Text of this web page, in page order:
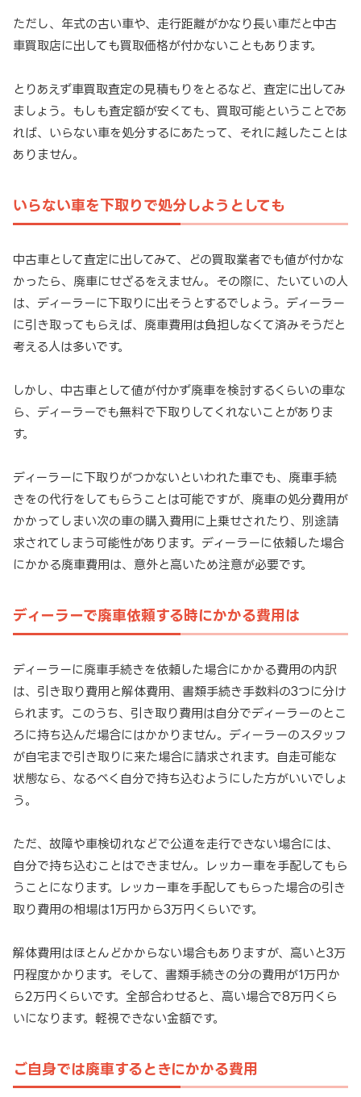
ただし、年式の古い車や、走行距離がかなり長い車だと中古
車買取店に出しても買取価格が付かないこともあります。
とりあえず車買取査定の見積もりをとるなど、査定に出してみ
ましょう。もしも査定額が安くても、買取可能ということであ
れば、いらない車を処分するにあたって、それに越したことは
ありません。
いらない車を下取りで処分しようとしても
中古車として査定に出してみて、どの買取業者でも値が付かな
かったら、廃車にせざるをえません。その際に、たいていの人
は、ディーラーに下取りに出そうとするでしょう。ディーラー
に引き取ってもらえば、廃車費用は負担しなくて済みそうだと
考える人は多いです。
しかし、中古車として値が付かず廃車を検討するくらいの車な
ら、ディーラーでも無料で下取りしてくれないことがありま
す。
ディーラーに下取りがつかないといわれた車でも、廃車手続
きをの代行をしてもらうことは可能ですが、廃車の処分費用が
かかってしまい次の車の購入費用に上乗せされたり、別途請
求されてしまう可能性があります。ディーラーに依頼した場合
にかかる廃車費用は、意外と高いため注意が必要です。
ディーラーで廃車依頼する時にかかる費用は
ディーラーに廃車手続きを依頼した場合にかかる費用の内訳
は、引き取り費用と解体費用、書類手続き手数料の3つに分け
られます。このうち、引き取り費用は自分でディーラーのとこ
ろに持ち込んだ場合にはかかりません。ディーラーのスタッフ
が自宅まで引き取りに来た場合に請求されます。自走可能な
状態なら、なるべく自分で持ち込むようにした方がいいでしょ
う。
ただ、故障や車検切れなどで公道を走行できない場合には、
自分で持ち込むことはできません。レッカー車を手配してもら
うことになります。レッカー車を手配してもらった場合の引き
取り費用の相場は1万円から3万円くらいです。
解体費用はほとんどかからない場合もありますが、高いと3万
円程度かかります。そして、書類手続きの分の費用が1万円か
ら2万円くらいです。全部合わせると、高い場合で8万円くら
いになります。軽視できない金額です。
ご自身では廃車するときにかかる費用